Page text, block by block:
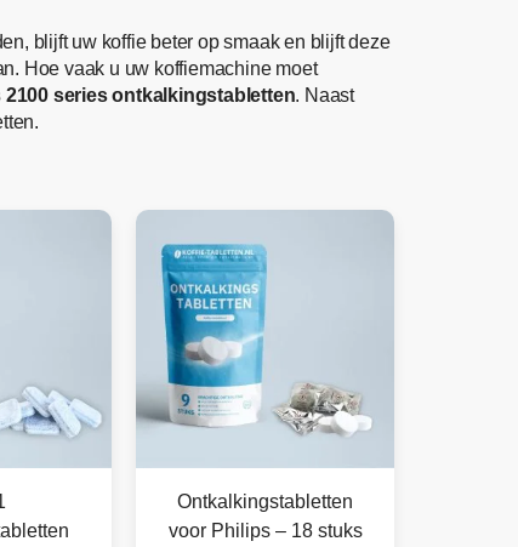
blijft uw koffie beter op smaak en blijft deze
Hoe vaak u uw koffiemachine moet
2100 series ontkalkingstabletten. Naast
Ontkalkingstabletten
voor Philips – 18 stuks